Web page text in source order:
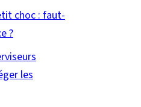
choc : faut-
?
les